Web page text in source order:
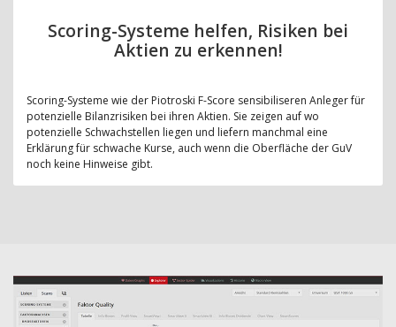
Scoring-Systeme helfen, Risiken bei
Aktien zu erkennen!
Scoring-Systeme wie der Piotroski F-Score sensibiliseren Anleger für
potenzielle Bilanzrisiken bei ihren Aktien. Sie zeigen auf wo
potenzielle Schwachstellen liegen und liefern manchmal eine
Erklärung für schwache Kurse, auch wenn die Oberfläche der GuV
noch keine Hinweise gibt.